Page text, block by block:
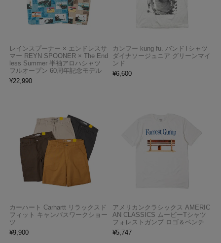
レインスプーナー × エンドレスサ
マー REYN SPOONER × The End
less Summer 半袖アロハシャツ
フルオープン 60周年記念モデル
¥22,990
カンフー kung fu. バンドTシャツ
ダイナソージュニア グリーンマイ
ンド
¥6,600
カーハート Carhartt リラックスド
フィット キャンバスワークショー
ツ
¥9,900
アメリカンクラシックス AMERIC
AN CLASSICS ムービーTシャツ
フォレストガンプ ロゴ＆ベンチ
¥5,747